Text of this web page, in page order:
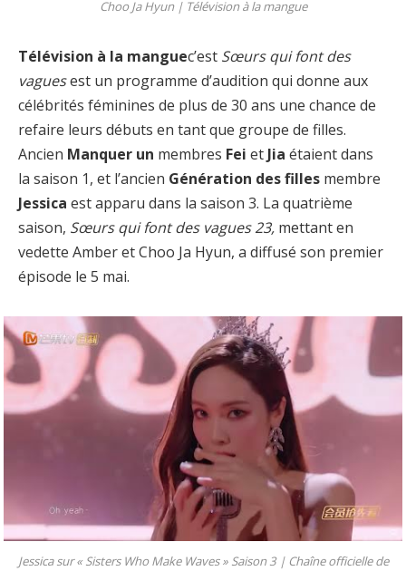
Choo Ja Hyun | Télévision à la mangue
Télévision à la manguec’est Sœurs qui font des
vaguesest un programme d’audition qui donne aux
célébrités féminines de plus de 30 ans une chance de
refaire leurs débuts en tant que groupe de filles.
Ancien Manquer un membres Fei etJia étaient dans
la saison 1, et l’ancien Génération des filles membre
Jessica est apparu dans la saison 3. La quatrième
saison, Sœurs qui font des vagues 23, mettant en
vedette Amber et Choo Ja Hyun, a diffusé son premier
épisode le 5 mai.
Jessica sur « Sisters Who Make Waves » Saison 3 | Chaîne officielle de